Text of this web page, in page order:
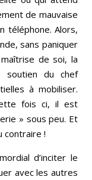
de mauvaise
téléphone. Alors,
sans paniquer
de soi, la
soutien du chef
à mobiliser.
fois ci, il est
» sous peu. Et
contraire !
d’inciter le
avec les autres